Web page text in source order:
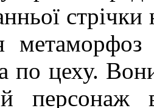
метаморфоз
по цеху.
персонаж